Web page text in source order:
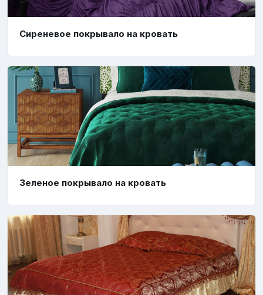
Сиреневое покрывало на кровать
Зеленое покрывало на кровать